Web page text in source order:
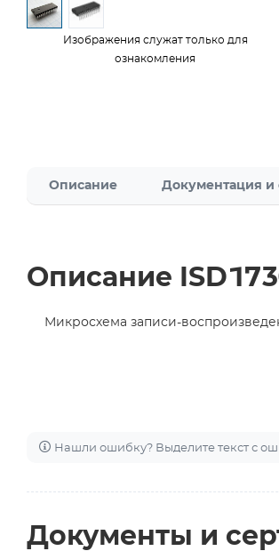
Изображения служат только для
ознакомления
Описание Документация и
Описание
Микросхема записи-
Нашли ошибку? Выделите текст с
Документы и